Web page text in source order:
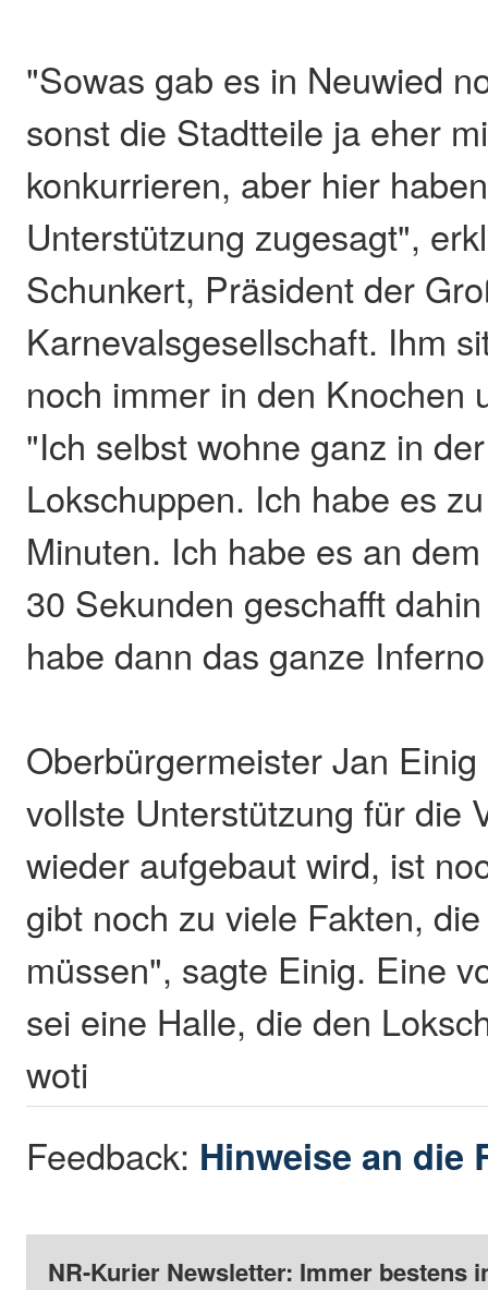
"Sowas gab es in Neuwied
sonst die Stadtteile ja eher
konkurrieren, aber hier
Unterstützung zugesagt",
Schunkert, Präsident der
Karnevalsgesellschaft. Ihm
noch immer in den Knochen
"Ich selbst wohne ganz in
Lokschuppen. Ich habe es
Minuten. Ich habe es an
30 Sekunden geschafft
habe dann das ganze
Oberbürgermeister Jan
vollste Unterstützung für die
wieder aufgebaut wird, ist
gibt noch zu viele Fakten,
müssen", sagte Einig. Eine
sei eine Halle, die den
woti
Feedback: Hinweise an die
NR-Kurier Newsletter: Immer bestens